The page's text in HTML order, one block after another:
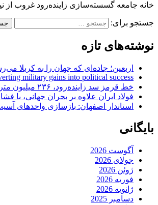
خانه جامعه گسسته‌سازی زاینده‌رود غروب از
جستجو برای:
نوشته‌های تازه
اربعین؛ جاده‌ای که جهان را به کربلا
military gains into political success
خط قرمز سد زاینده‌رود، ۲۳۶ میلیون مترمکعب است
فولاد ایران علاوه بر بحران جهانی،
استاندار اصفهان: بازسازی واحدهای
بایگانی
آگوست 2026
جولای 2026
ژوئن 2026
فوریه 2026
ژانویه 2026
دسامبر 2025